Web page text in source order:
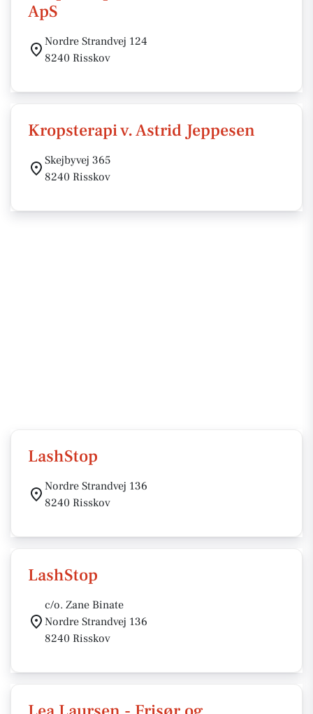
ApS
Nordre Strandvej 124
8240 Risskov
Kropsterapi v. Astrid Jeppesen
Skejbyvej 365
8240 Risskov
LashStop
Nordre Strandvej 136
8240 Risskov
LashStop
c/o. Zane Binate
Nordre Strandvej 136
8240 Risskov